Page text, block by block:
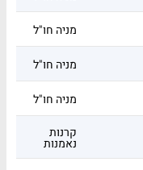
מניה חו"ל
מניה חו"ל
מניה חו"ל
קרנות
נאמנות